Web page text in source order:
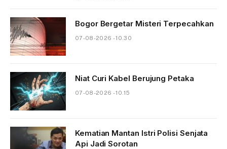
Bogor Bergetar Misteri Terpecahkan
07-08-2026 - 10.30
Niat Curi Kabel Berujung Petaka
07-08-2026 - 10.15
Kematian Mantan Istri Polisi Senjata
Api Jadi Sorotan